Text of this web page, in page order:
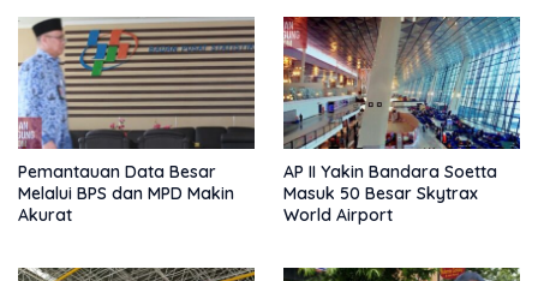
Pemantauan Data Besar
Melalui BPS dan MPD Makin
Akurat
AP II Yakin Bandara Soetta
Masuk 50 Besar Skytrax
World Airport